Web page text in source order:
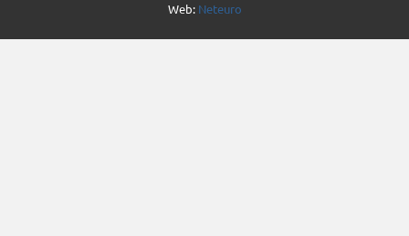
Web: Neteuro